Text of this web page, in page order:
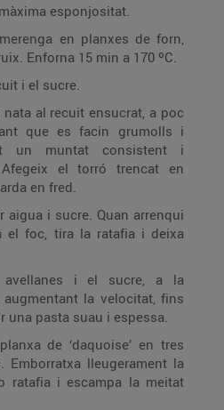
esponjositat.
en planxes de forn,
Enforna 15 min a 170 ºC.
i el sucre.
al recuit ensucrat, a poc
que es facin grumolls i
un muntat consistent i
el torró trencat en
en fred.
aigua i sucre. Quan arrenqui
el foc, tira la ratafia i deixa
avellanes i el sucre, a la
augmentant la velocitat, fins
una pasta suau i espessa.
de ‘daquoise’ en tres
Emborratxa lleugerament la
ratafia i escampa la meitat